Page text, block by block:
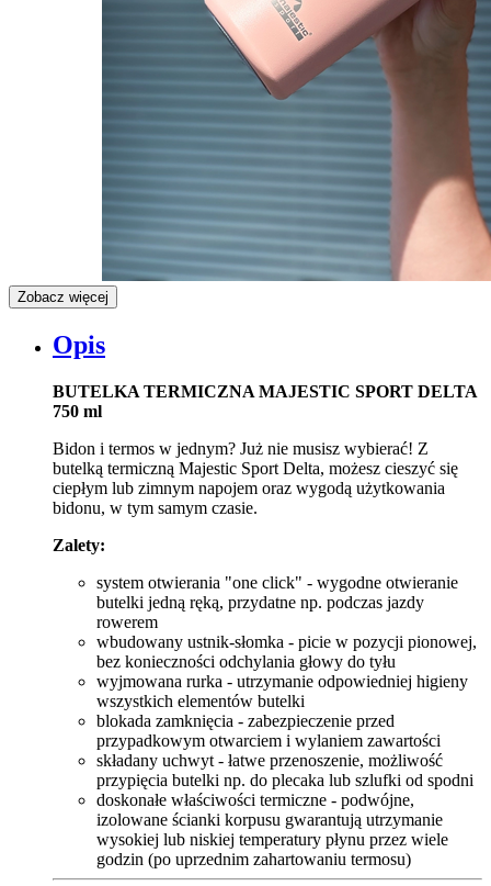
Zobacz więcej
Opis
BUTELKA TERMICZNA MAJESTIC SPORT DELTA
750 ml
Bidon i termos w jednym? Już nie musisz wybierać! Z
butelką termiczną Majestic Sport Delta, możesz cieszyć się
ciepłym lub zimnym napojem oraz wygodą użytkowania
bidonu, w tym samym czasie.
Zalety:
system otwierania "one click" - wygodne otwieranie
butelki jedną ręką, przydatne np. podczas jazdy
rowerem
wbudowany ustnik-słomka - picie w pozycji pionowej,
bez konieczności odchylania głowy do tyłu
wyjmowana rurka - utrzymanie odpowiedniej higieny
wszystkich elementów butelki
blokada zamknięcia - zabezpieczenie przed
przypadkowym otwarciem i wylaniem zawartości
składany uchwyt - łatwe przenoszenie, możliwość
przypięcia butelki np. do plecaka lub szlufki od spodni
doskonałe właściwości termiczne - podwójne,
izolowane ścianki korpusu gwarantują utrzymanie
wysokiej lub niskiej temperatury płynu przez wiele
godzin (po uprzednim zahartowaniu termosu)